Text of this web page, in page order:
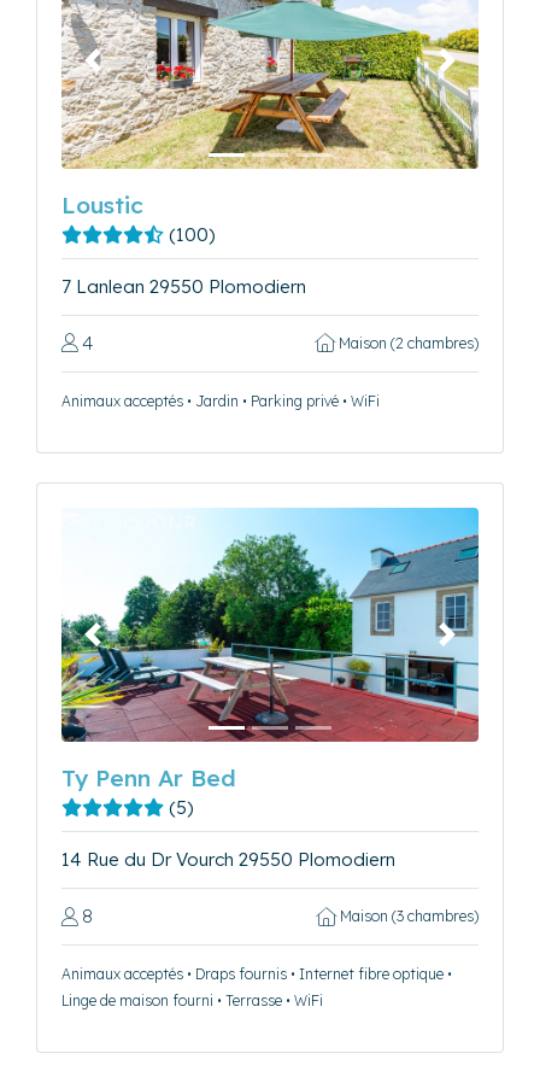
Précédent Suivant
Loustic
(100)
7 Lanlean 29550 Plomodiern
4 Maison (2 chambres)
Animaux acceptés • Jardin • Parking privé • WiFi
Précédent Suivant
Ty Penn Ar Bed
(5)
14 Rue du Dr Vourch 29550 Plomodiern
8 Maison (3 chambres)
Animaux acceptés • Draps fournis • Internet fibre optique •
Linge de maison fourni • Terrasse • WiFi